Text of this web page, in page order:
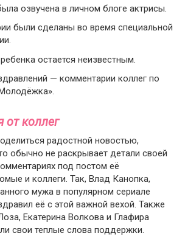
озвучена в личном блоге актрисы.
были сделаны во время специальной
остается неизвестным.
— комментарии коллег по
от коллег
радостной новостью,
обычно не раскрывает детали своей
под постом её
и коллеги. Так, Влад Канопка,
мужа в популярном сериале
её с этой важной вехой. Также
Екатерина Волкова и Глафира
свои теплые слова поддержки.